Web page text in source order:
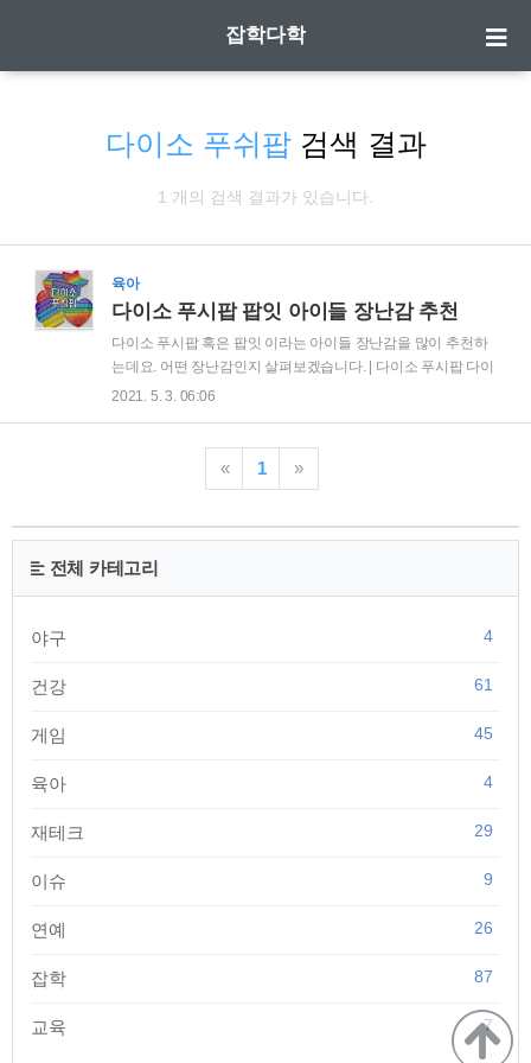
잡학다학
다이소 푸쉬팝검색 결과
1 개의 검색 결과가 있습니다.
육아
다이소 푸시팝 팝잇 아이들 장난감 추천
다이소 푸시팝 혹은 팝잇 이라는 아이들 장난감을 많이 추천하
는데요. 어떤 장난감인지 살펴보겠습니다. | 다이소 푸시팝 다이
소에서 판매하고 있는 푸시팝은 모양이 다양하게 있습니다. 실
부위를 누르면 뽁뽁 눌러지면서 안으로 들어가게 되는데 옛날
뽁뽁이 터뜨리는 기분이 나는 장난감이에요. 아이들은 꾹꾹 누
대편으로 돌려서 무한으로 가지고 놀수 있도록 설계되어 있어
요. | 푸시팝 모양 푸시팝이 인기를 끌면서 다양한 모양이 나오
고 있는데 별, 동그라미, 네모, 아이스크림, 캐릭터 등이 있습니
2021. 5. 3. 06:06
« 1 »
전체 카테고리
야구 4
건강 61
게임 45
육아 4
재테크 29
이슈 9
연예 26
잡학 87
교육 7